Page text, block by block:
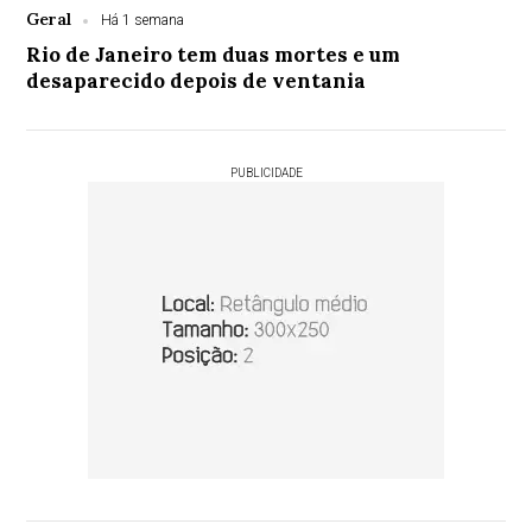
Geral Há 1 semana
Rio de Janeiro tem duas mortes e um
desaparecido depois de ventania
PUBLICIDADE